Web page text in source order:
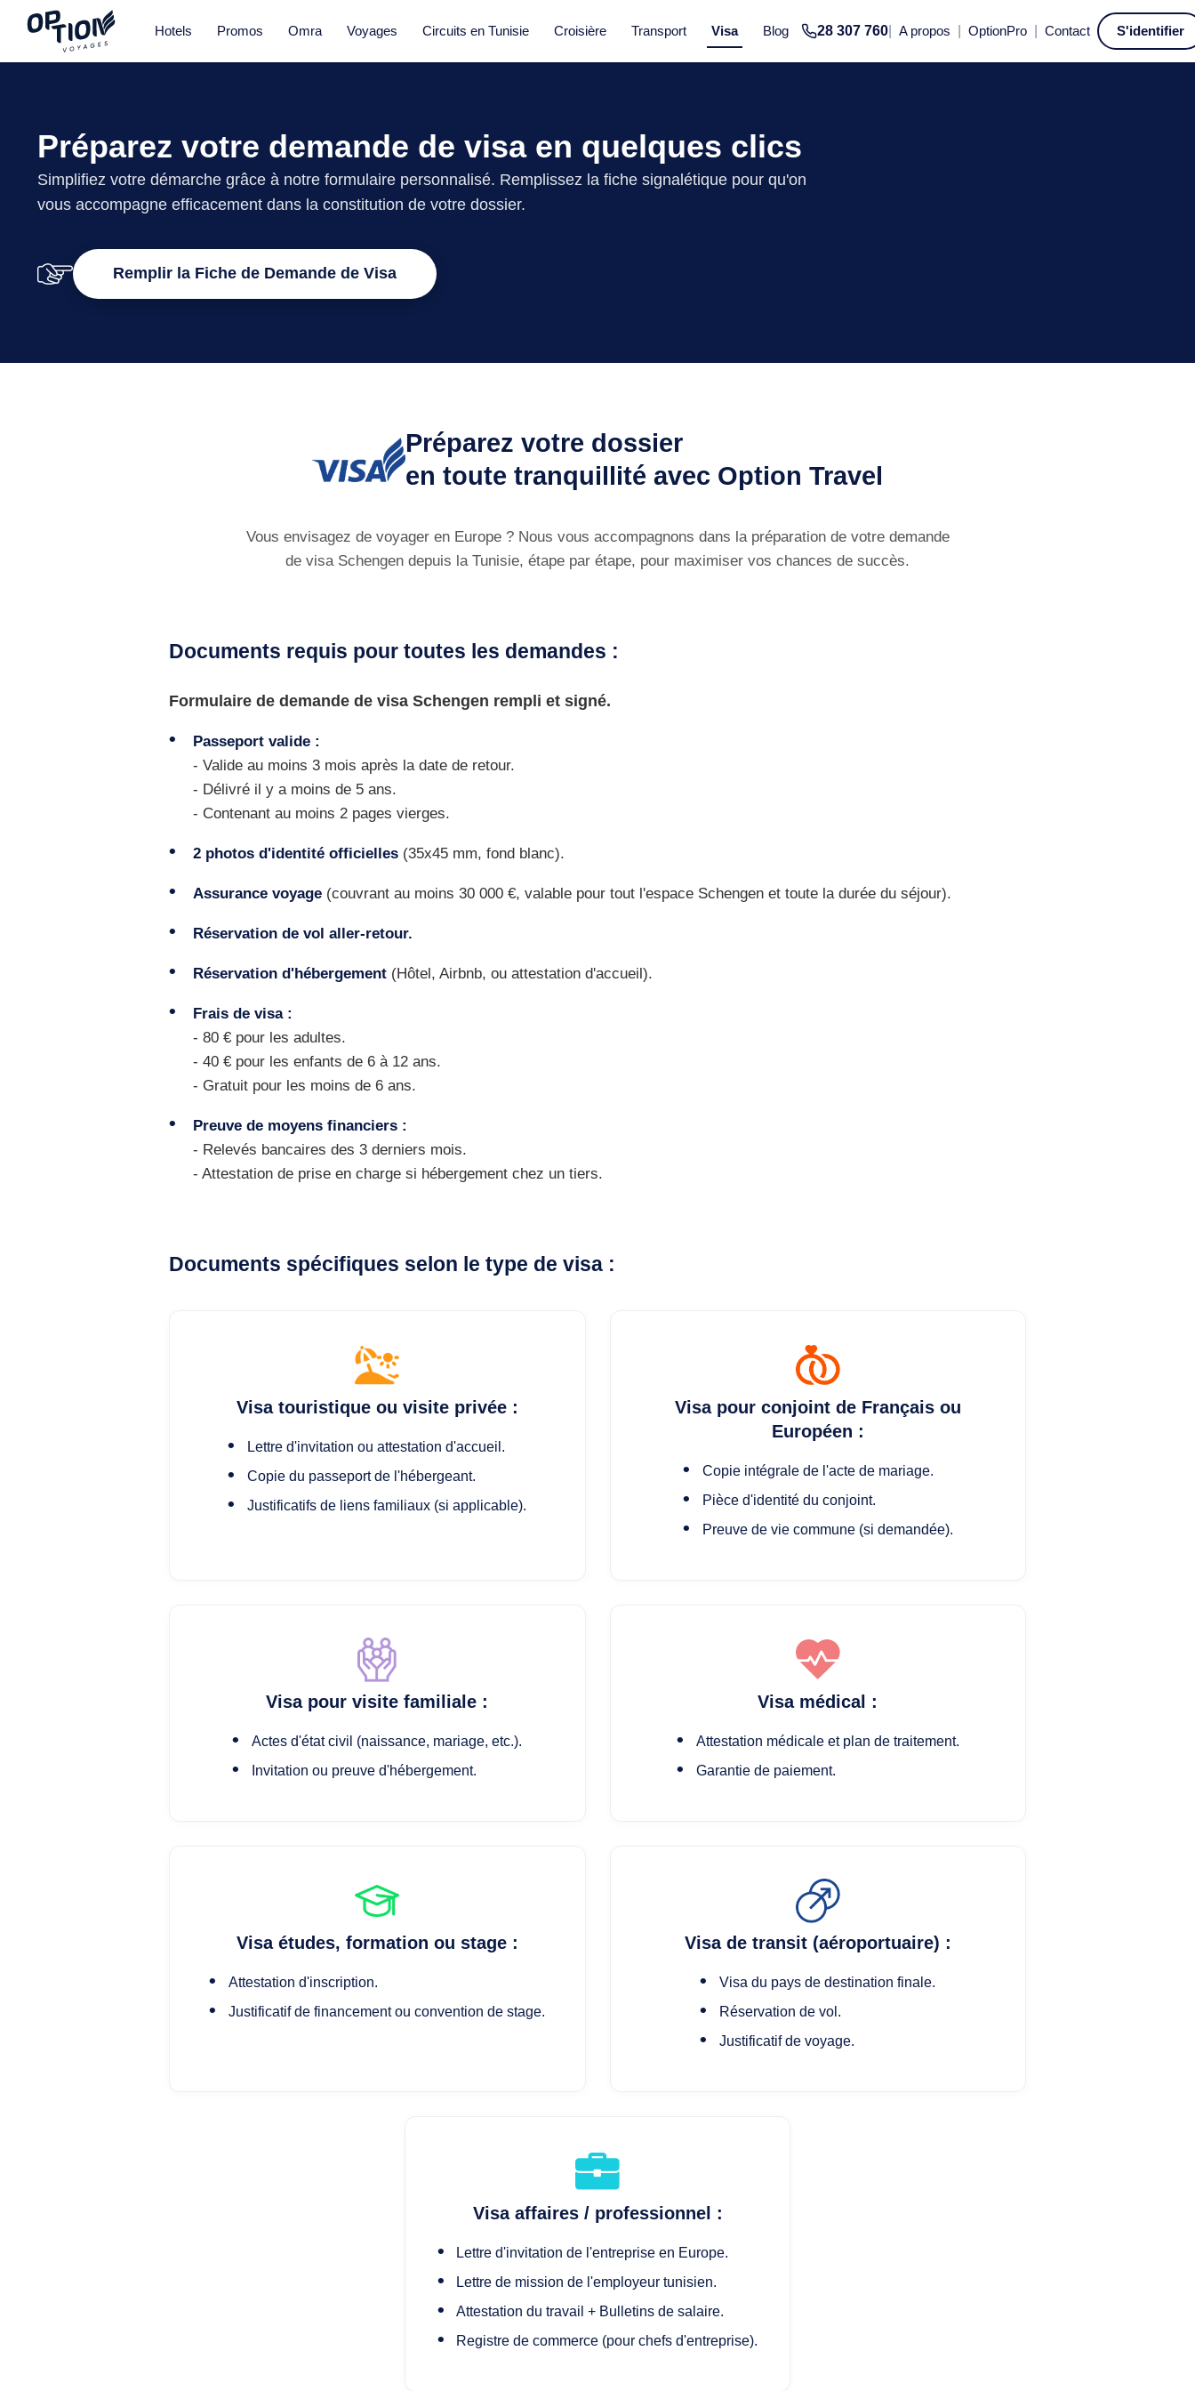
Hotels Promos Omra Voyages Circuits en Tunisie Croisière Transport Visa Blog 28 307 760 A propos OptionPro Contact S'identifier
Préparez votre demande de visa en quelques clics
Simplifiez votre démarche grâce à notre formulaire personnalisé. Remplissez la fiche signalétique pour qu'on
vous accompagne efficacement dans la constitution de votre dossier.
Remplir la Fiche de Demande de Visa
Préparez votre dossier
en toute tranquillité avec Option Travel
Vous envisagez de voyager en Europe ? Nous vous accompagnons dans la préparation de votre demande
de visa Schengen depuis la Tunisie, étape par étape, pour maximiser vos chances de succès.
Documents requis pour toutes les demandes :
Formulaire de demande de visa Schengen rempli et signé.
Passeport valide :
- Valide au moins 3 mois après la date de retour.
- Délivré il y a moins de 5 ans.
- Contenant au moins 2 pages vierges.
2 photos d'identité officielles (35x45 mm, fond blanc).
Assurance voyage (couvrant au moins 30 000 €, valable pour tout l'espace Schengen et toute la durée du séjour).
Réservation de vol aller-retour.
Réservation d'hébergement (Hôtel, Airbnb, ou attestation d'accueil).
Frais de visa :
- 80 € pour les adultes.
- 40 € pour les enfants de 6 à 12 ans.
- Gratuit pour les moins de 6 ans.
Preuve de moyens financiers :
- Relevés bancaires des 3 derniers mois.
- Attestation de prise en charge si hébergement chez un tiers.
Documents spécifiques selon le type de visa :
Visa touristique ou visite privée :
Lettre d'invitation ou attestation d'accueil.
Copie du passeport de l'hébergeant.
Justificatifs de liens familiaux (si applicable).
Visa pour conjoint de Français ou
Européen :
Copie intégrale de l'acte de mariage.
Pièce d'identité du conjoint.
Preuve de vie commune (si demandée).
Visa pour visite familiale :
Actes d'état civil (naissance, mariage, etc.).
Invitation ou preuve d'hébergement.
Visa médical :
Attestation médicale et plan de traitement.
Garantie de paiement.
Visa études, formation ou stage :
Attestation d'inscription.
Justificatif de financement ou convention de stage.
Visa de transit (aéroportuaire) :
Visa du pays de destination finale.
Réservation de vol.
Justificatif de voyage.
Visa affaires / professionnel :
Lettre d'invitation de l'entreprise en Europe.
Lettre de mission de l'employeur tunisien.
Attestation du travail + Bulletins de salaire.
Registre de commerce (pour chefs d'entreprise).